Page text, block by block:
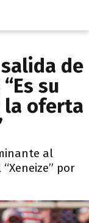
de
su
la oferta
al
por